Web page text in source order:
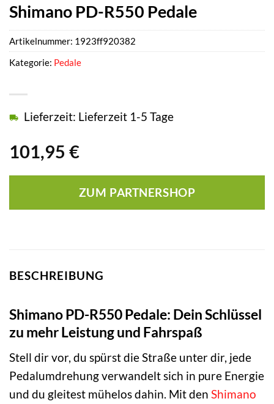
Shimano PD-R550 Pedale
101,95 €
Lieferzeit: Lieferzeit 1-5 Tage
ZUM PARTNERSHOP
Artikelnummer: 1923ff920382
Kategorie: Pedale
BESCHREIBUNG
Shimano PD-R550 Pedale: Dein Schlüssel
zu mehr Leistung und Fahrspaß
Stell dir vor, du spürst die Straße unter dir, jede
Pedalumdrehung verwandelt sich in pure Energie
und du gleitest mühelos dahin. Mit den Shimano